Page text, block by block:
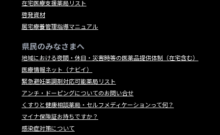
在宅医療支援薬局リスト
啓発資材
居宅療養管理指導マニュアル
県民のみなさまへ
地域における夜間・休日・災害時等の医薬品提供体制（在宅含む）
医療情報ネット（ナビイ）
緊急避妊薬調剤対応可能薬局リスト
アンチ・ドーピングについてのお問い合せ
くすりと健康相談薬局・セルフメディケーションって何？
マイナ保険証お持ちですか？
感染症対策について